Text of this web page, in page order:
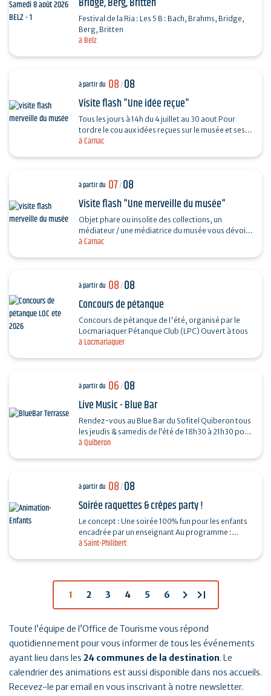
à Belz
Festival de la Ria : Les 5 B : Bach, Brahms, Bridge,
Berg, Britten
à Carnac
à partir du 08/08
Visite flash "Une idée reçue"
Tous les jours à 14h du 4 juillet au 30 aout Pour
tordre le cou aux idées reçues sur le musée et ses
collections, piochez au hasard une question et…
à Carnac
à partir du 07/08
Visite flash "Une merveille du musée"
Objet phare ou insolite des collections, un
médiateur / une médiatrice du musée vous dévoile
son histoire. Sans réservation. Durée 30…
à Locmariaquer
à partir du 08/08
Concours de pétanque
Concours de pétanque de l'été, organisé par le
Locmariaquer Pétanque Club (LPC) Ouvert à tous
à Quiberon
à partir du 06/08
Live Music - Blue Bar
Rendez-vous au Blue Bar du Sofitel Quiberon tous
les jeudis & samedis de l’été de 18h30 à 21h30 pour
vivre des instants musicaux & conviviaux avec…
à Saint-Philibert
à partir du 08/08
Soirée raquettes & crêpes party !
Le concept : Une soirée 100% fun pour les enfants
encadrée par un enseignant Au programme :
tennis, padel et pickleball suivis d’un Breizh picnic :
1 2 3 4 5 6 chevron_right last_page
Toute l’équipe de l’Office de Tourisme vous répond
quotidiennement pour vous informer de tous les événements
ayant lieu dans les 24 communes de la destination. Le
calendrier des animations est aussi disponible dans nos accueils.
Recevez-le par email en vous inscrivant à notre newsletter.